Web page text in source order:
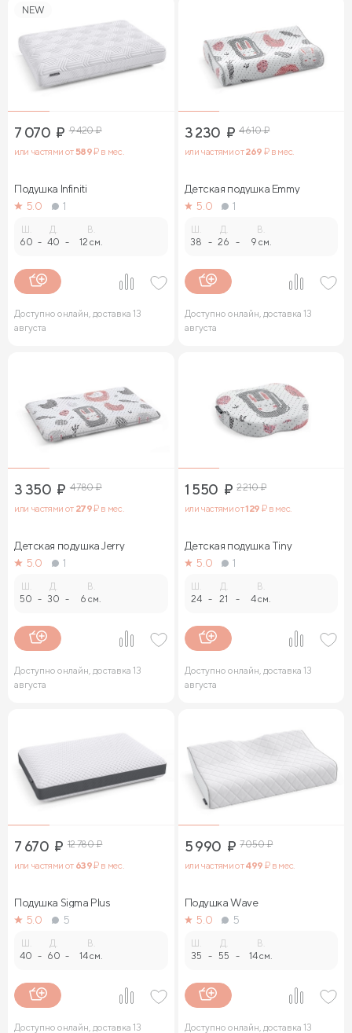
NEW
7 070 ₽ 9 420₽
или частями от589₽ в мес.
Подушка Infiniti
5.0
1
60 -
Д.
40 -
В.
12 см.
Доступно онлайн, доставка 13
августа
3 230 ₽ 4 610₽
или частями от269 ₽ в мес.
Детская подушка Emmy
5.0
1
38 -
Д.
26 -
В.
9 см.
Доступно онлайн, доставка 13
августа
3 350 ₽ 4 780₽
или частями от 279₽ в мес.
Детская подушка Jerry
5.0
1
50 -
Д.
30 -
В.
6 см.
Доступно онлайн, доставка 13
августа
1 550 ₽ 2 210₽
или частями от129 ₽ в мес.
Детская подушка Tiny
5.0
1
24 -
Д.
21 -
В.
4 см.
Доступно онлайн, доставка 13
августа
7 670 ₽ 12 780₽
или частями от 639₽ в мес.
Подушка Sigma Plus
5.0
5
40 -
Д.
60 -
В.
14 см.
Доступно онлайн, доставка 13
5 990 ₽ 7 050₽
или частями от499 ₽ в мес.
Подушка Wave
5.0
5
35 -
Д.
55 -
В.
14 см.
Доступно онлайн, доставка 13